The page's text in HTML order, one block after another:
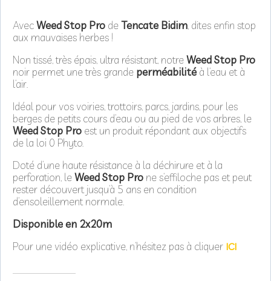
AvecWeed Stop Pro deTencate Bidim , dites enfin stop
aux mauvaises herbes !
Non tissé, très épais, ultra résistant, notreWeed Stop Pro
noir permet une très grande perméabilité à l’eau et à
l’air.
Idéal pour vos voiries, trottoirs, parcs, jardins, pour les
berges de petits cours d’eau ou au pied de vos arbres, le
Weed Stop Pro est un produit répondant aux objectifs
de la loi 0 Phyto.
Doté d’une haute résistance à la déchirure et à la
perforation, leWeed Stop Pro ne s’effiloche pas et peut
rester découvert jusqu’à 5 ans en condition
d’ensoleillement normale.
Disponible en 2x20m
Pour une vidéo explicative, n’hésitez pas à cliquer ICI